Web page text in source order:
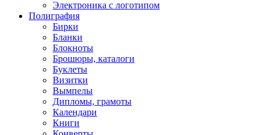
Электроника с логотипом
Полиграфия
Бирки
Бланки
Блокноты
Брошюры, каталоги
Буклеты
Визитки
Вымпелы
Дипломы, грамоты
Календари
Книги